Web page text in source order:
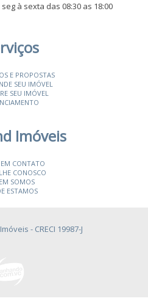
à sexta das 08:30 as 18:00
E PROPOSTAS
SEU IMÓVEL
SEU IMÓVEL
Imóveis
EM CONTATO
CONOSCO
SOMOS
ESTAMOS
- CRECI 19987-J